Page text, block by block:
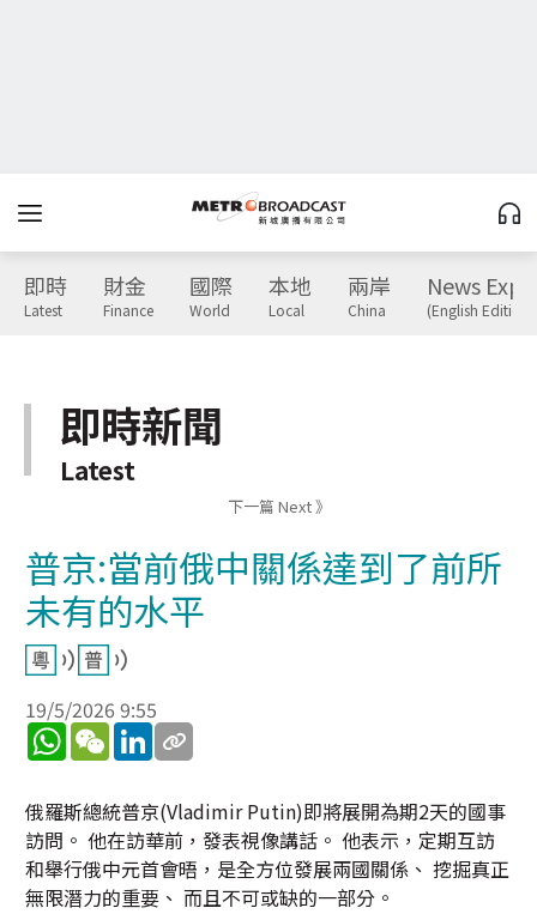
即時
Latest
財金
Finance
國際
World
本地
Local
兩岸
China
News
(English Edition)
即時新聞
Latest
下一篇 Next 》
普京:當前俄中關係達到了前所
未有的水平
19/5/2026 9:55
WhatsApp
WeChatLinkedIn
俄羅斯總統普京(Vladimir Putin)即將展開為期2天的國事
訪問。 他在訪華前，發表視像講話。 他表示，定期互訪
和舉行俄中元首會晤，是全方位發展兩國關係、 挖掘真正
無限潛力的重要、 而且不可或缺的一部分。